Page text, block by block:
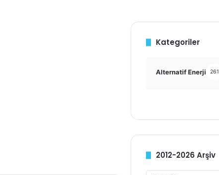
Kategoriler
Alternatif Enerji 261
2012-2026 Arşiv